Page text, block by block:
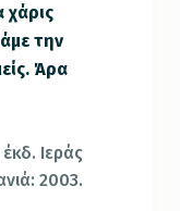
χάρις
την
Άρα
έκδ. Ιεράς
2003.